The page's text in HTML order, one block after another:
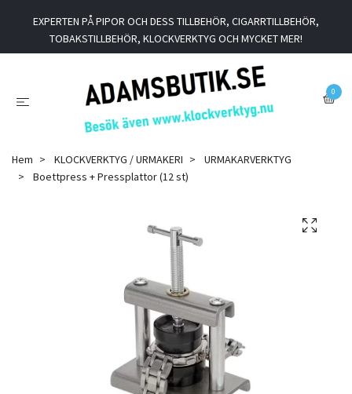
EXPERTEN PÅ PIPOR OCH DESS TILLBEHÖR, CIGARRTILLBEHÖR,
TOBAKSTILLBEHÖR, KLOCKVERKTYG OCH MYCKET MER!
0
Hem KLOCKVERKTYG / URMAKERI
URMAKARVERKTYG
Boettpress + Pressplattor (12 st)